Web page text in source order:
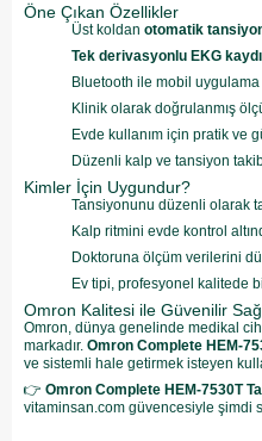
Öne Çıkan Özellikler
Üst koldan otomatik
Tek derivasyonlu EKG kaydı
Bluetooth ile mobil
Klinik olarak doğrulanmış
Evde kullanım için pratik ve
Düzenli kalp ve tansiyon
Kimler İçin Uygundur?
Tansiyonunu düzenli olarak
Kalp ritmini evde kontrol
Doktoruna ölçüm verilerini
Ev tipi, profesyonel kalitede
Omron Kalitesi ile Güvenilir
Omron, dünya genelinde medikal
markadır. Omron Complete HEM-
ve sistemli hale getirmek isteyen
👉 Omron Complete HEM-7530T
vitaminsan.com güvencesiyle şimdi